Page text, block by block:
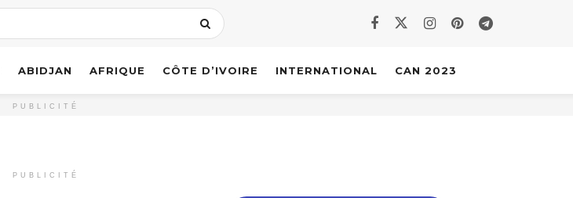
ABIDJAN AFRIQUE CÔTE D’IVOIRE INTERNATIONAL CAN 2023
PUBLICITÉ
PUBLICITÉ